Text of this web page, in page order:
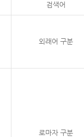
검색어
외래어 구분
로마자 구분